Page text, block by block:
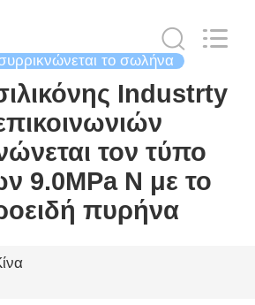
το σωλήνα
Industrty
τον τύπο
9.0MPa Ν με το
πυρήνα